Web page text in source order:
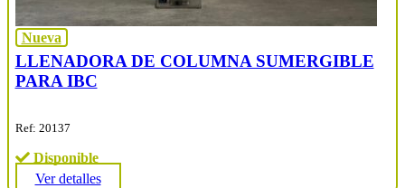
Nueva
LLENADORA DE COLUMNA SUMERGIBLE
PARA IBC
Ref: 20137
Disponible
Ver detalles